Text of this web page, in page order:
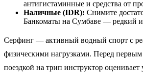
антигистаминные и средства от
Наличные (IDR): Снимите
Банкоматы на Сумбаве — редкий
Серфинг — активный водный спорт с
физическими нагрузками. Перед первым
поездкой на трип инструктор оценивает